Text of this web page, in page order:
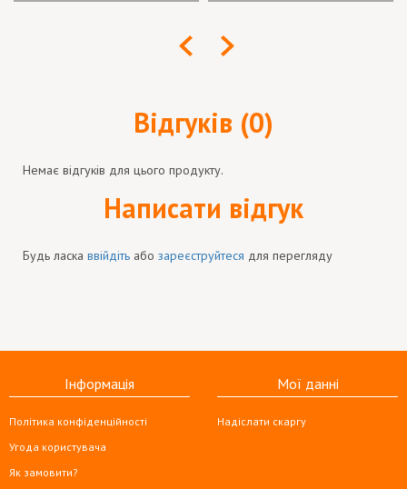
Відгуків (0)
Немає відгуків для цього продукту.
Написати відгук
Будь ласка ввійдіть або зареєструйтеся для перегляду
Інформація
Політика конфіденційності
Угода користувача
Як замовити?
Мої данні
Надіслати скаргу